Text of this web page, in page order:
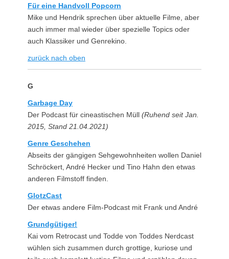
Für eine Handvoll Popcorn
Mike und Hendrik sprechen über aktuelle Filme, aber
auch immer mal wieder über spezielle Topics oder
auch Klassiker und Genrekino.
zurück nach oben
G
Garbage Day
Der Podcast für cineastischen Müll (Ruhend seit Jan.
2015, Stand 21.04.2021)
Genre Geschehen
Abseits der gängigen Sehgewohnheiten wollen Daniel
Schröckert, André Hecker und Tino Hahn den etwas
anderen Filmstoff finden.
GlotzCast
Der etwas andere Film-Podcast mit Frank und André
Grundgütiger!
Kai vom Retrocast und Todde von Toddes Nerdcast
wühlen sich zusammen durch grottige, kuriose und